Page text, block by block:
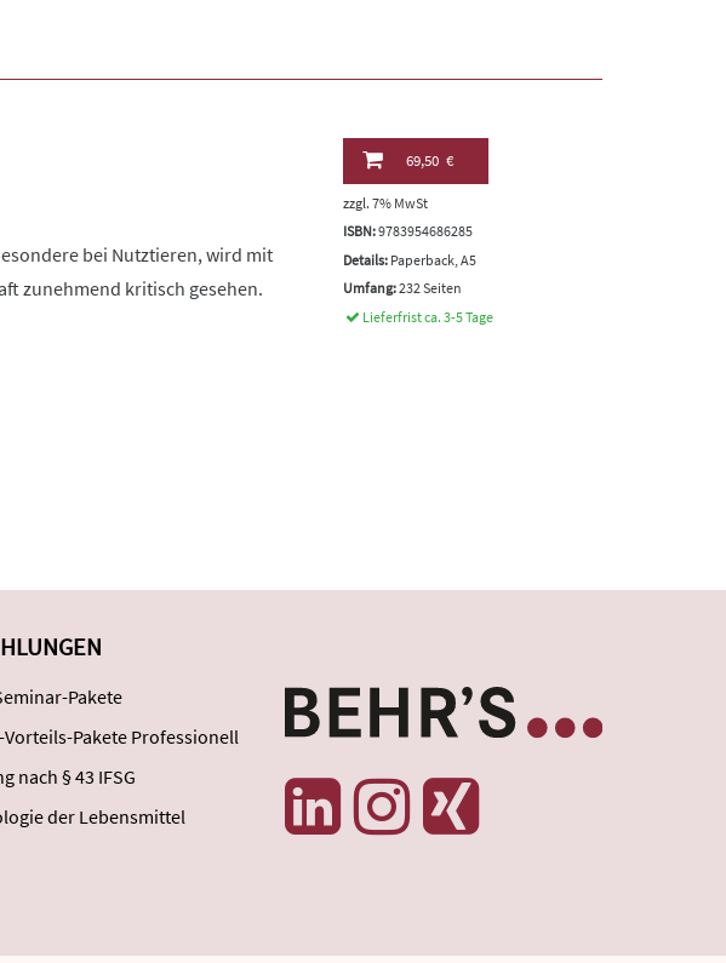
bei Nutztieren, wird mit
zunehmend kritisch gesehen.
69,50 €
zzgl. 7% MwSt
ISBN:9783954686285
Details: Paperback, A5
Umfang:232 Seiten
Lieferfrist ca. 3-5 Tage
Pakete
Pakete Professionell
nach § 43 IFSG
der Lebensmittel